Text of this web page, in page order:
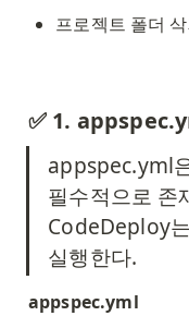
프로젝트 폴더
✅ 1.
appspec.yml
필수적으로 존
CodeDeploy
실행한다.
appspec.yml